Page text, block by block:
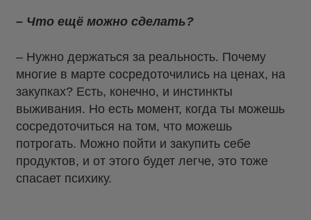
– Что ещё можно сделать?
– Нужно держаться за реальность. Почему
многие в марте сосредоточились на ценах, на
закупках? Есть, конечно, и инстинкты
выживания. Но есть момент, когда ты можешь
сосредоточиться на том, что можешь
потрогать. Можно пойти и закупить себе
продуктов, и от этого будет легче, это тоже
спасает психику.